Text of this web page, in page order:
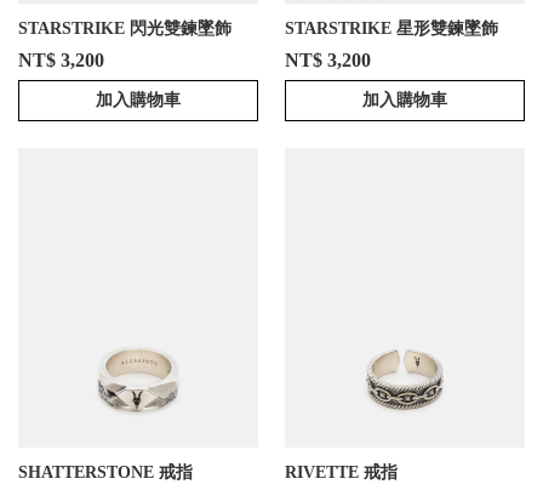
STARSTRIKE 閃光雙鍊墜飾
NT$ 3,200
加入購物車
STARSTRIKE 星形雙鍊墜飾
NT$ 3,200
加入購物車
SHATTERSTONE 戒指 RIVETTE 戒指